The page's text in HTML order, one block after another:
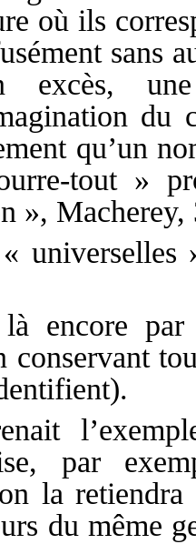
où ils
sans
excès,
qu’un
tout »
», Macherey,
universelles
encore
conservant
par
la
du même